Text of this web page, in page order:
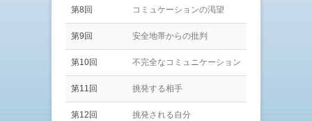
第8回 コミュケーションの渇望
第9回 安全地帯からの批判
第10回 不完全なコミュニケーション
第11回 挑発する相手
第12回 挑発される自分